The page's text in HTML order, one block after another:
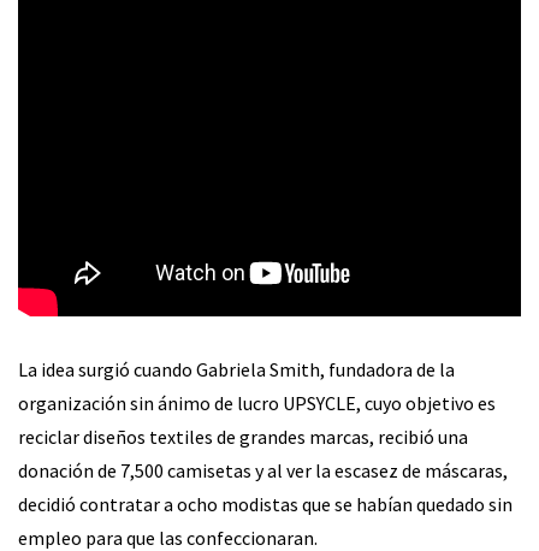
La idea surgió cuando Gabriela Smith, fundadora de la
organización sin ánimo de lucro UPSYCLE, cuyo objetivo es
reciclar diseños textiles de grandes marcas, recibió una
donación de 7,500 camisetas y al ver la escasez de máscaras,
decidió contratar a ocho modistas que se habían quedado sin
empleo para que las confeccionaran.